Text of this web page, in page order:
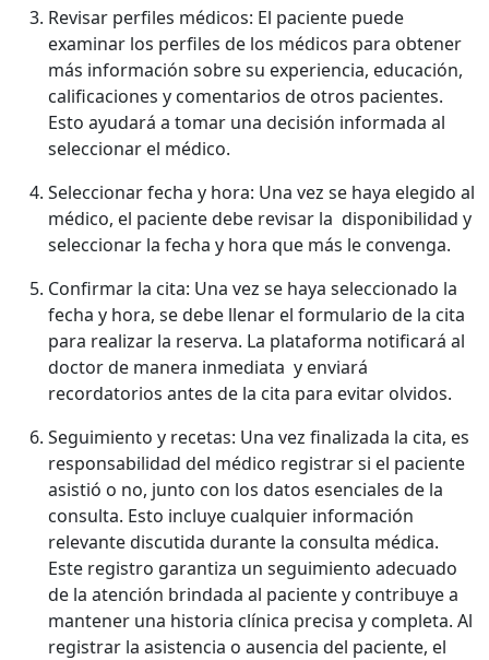
Revisar perfiles médicos: El paciente puede
examinar los perfiles de los médicos para obtener
más información sobre su experiencia, educación,
calificaciones y comentarios de otros pacientes.
Esto ayudará a tomar una decisión informada al
seleccionar el médico.
Seleccionar fecha y hora: Una vez se haya elegido al
médico, el paciente debe revisar la disponibilidad y
seleccionar la fecha y hora que más le convenga.
Confirmar la cita: Una vez se haya seleccionado la
fecha y hora, se debe llenar el formulario de la cita
para realizar la reserva. La plataforma notificará al
doctor de manera inmediata y enviará
recordatorios antes de la cita para evitar olvidos.
Seguimiento y recetas: Una vez finalizada la cita, es
responsabilidad del médico registrar si el paciente
asistió o no, junto con los datos esenciales de la
consulta. Esto incluye cualquier información
relevante discutida durante la consulta médica.
Este registro garantiza un seguimiento adecuado
de la atención brindada al paciente y contribuye a
mantener una historia clínica precisa y completa. Al
registrar la asistencia o ausencia del paciente, el